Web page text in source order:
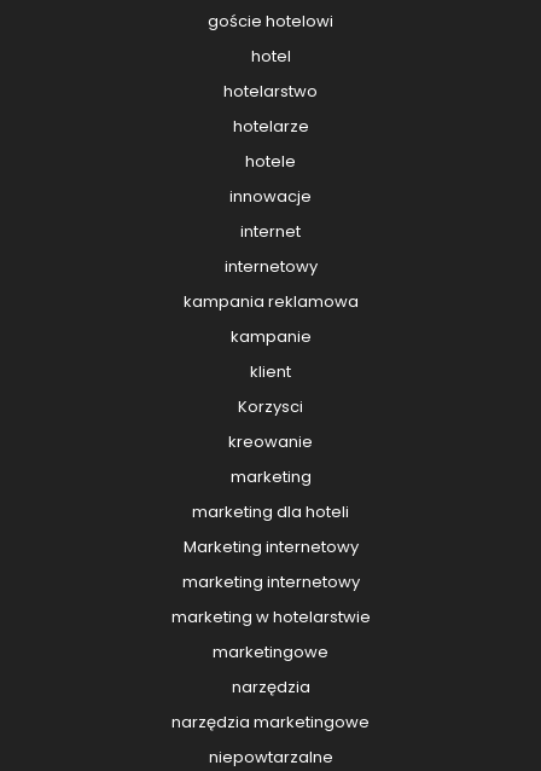
goście hotelowi
hotel
hotelarstwo
hotelarze
hotele
innowacje
internet
internetowy
kampania reklamowa
kampanie
klient
Korzysci
kreowanie
marketing
marketing dla hoteli
Marketing internetowy
marketing internetowy
marketing w hotelarstwie
marketingowe
narzędzia
narzędzia marketingowe
niepowtarzalne